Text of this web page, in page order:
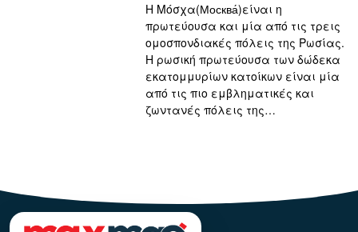
Η Μόσχα(Москва́)είναι η
πρωτεύουσα και μία από τις τρεις
ομοσπονδιακές πόλεις της Ρωσίας.
Η ρωσική πρωτεύουσα των δώδεκα
εκατομμυρίων κατοίκων είναι μία
από τις πιο εμβληματικές και
ζωντανές πόλεις της…